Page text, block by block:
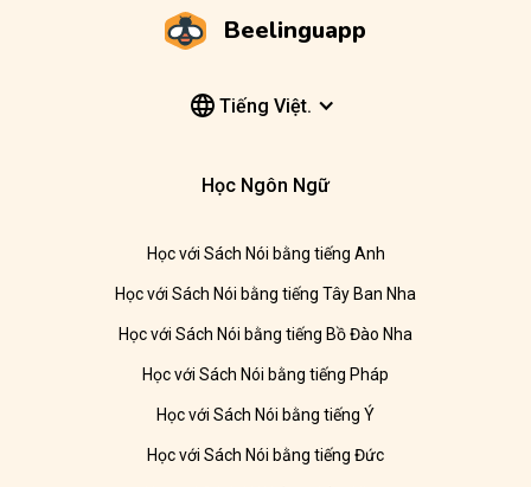
Beelinguapp
Tiếng Việt.
Học Ngôn Ngữ
Học với Sách Nói bằng tiếng Anh
Học với Sách Nói bằng tiếng Tây Ban Nha
Học với Sách Nói bằng tiếng Bồ Đào Nha
Học với Sách Nói bằng tiếng Pháp
Học với Sách Nói bằng tiếng Ý
Học với Sách Nói bằng tiếng Đức